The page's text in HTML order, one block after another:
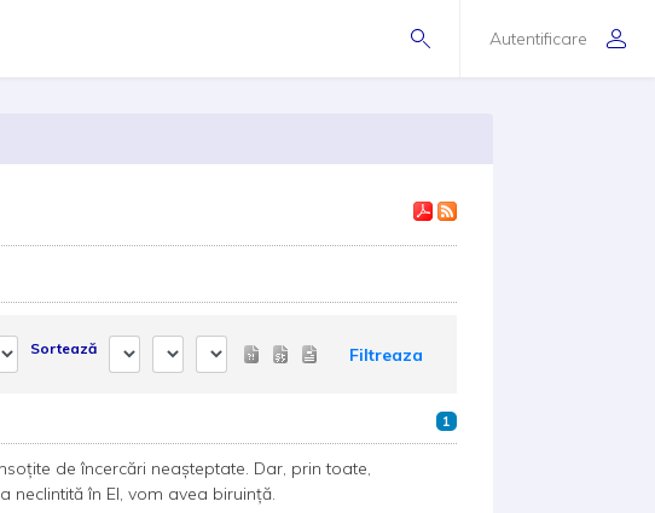
Autentificare
Sortează Filtreaza
1
de încercări neașteptate. Dar, prin toate,
neclintită în El, vom avea biruință.